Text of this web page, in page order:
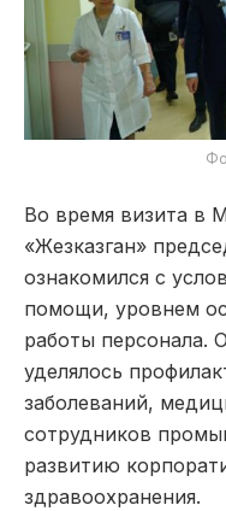
Во время визита в
«Жезказган»
ознакомился с
помощи, уровнем
работы персонала.
уделялось
заболеваний,
сотрудников
развитию
здравоохранения.